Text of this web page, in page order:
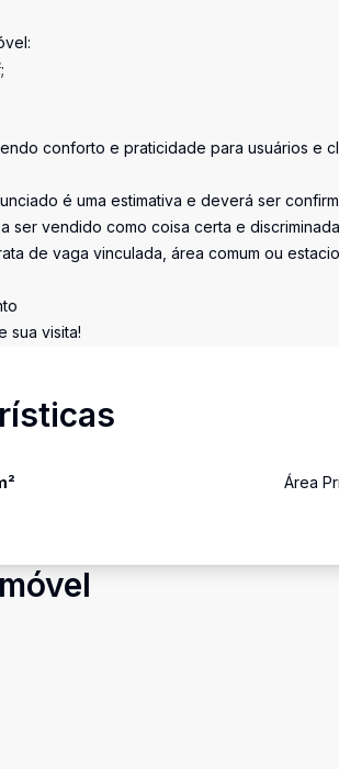
conforto e praticidade para usuários e
é uma estimativa e deverá ser
ser vendido como coisa certa e
de vaga vinculada, área comum ou
sua visita!
Área